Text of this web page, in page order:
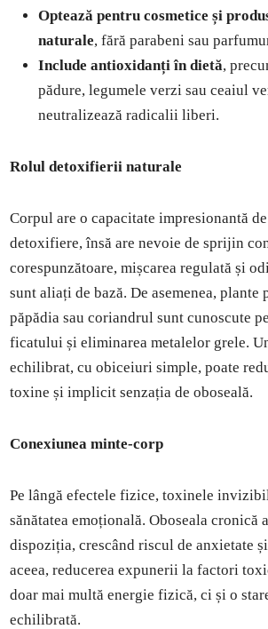
Optează pentru cosmetice și
naturale, fără parabeni sau
Include antioxidanți în dietă,
pădure, legumele verzi sau ceaiul
neutralizează radicalii liberi.
Rolul detoxifierii naturale
Corpul are o capacitate impresionantă
detoxifiere, însă are nevoie de sprijin
corespunzătoare, mișcarea regulată și
sunt aliați de bază. De asemenea, plante
păpădia sau coriandrul sunt cunoscute
ficatului și eliminarea metalelor grele.
echilibrat, cu obiceiuri simple, poate
toxine și implicit senzația de oboseală.
Conexiunea minte-corp
Pe lângă efectele fizice, toxinele
sănătatea emoțională. Oboseala cronică
dispoziția, crescând riscul de anxietate
aceea, reducerea expunerii la factori
doar mai multă energie fizică, ci și o
echilibrată.